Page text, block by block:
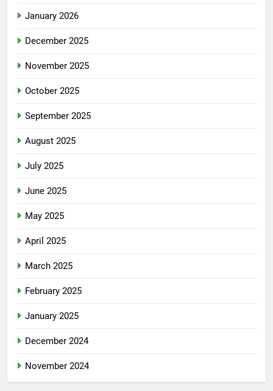
January 2026
December 2025
November 2025
October 2025
September 2025
August 2025
July 2025
June 2025
May 2025
April 2025
March 2025
February 2025
January 2025
December 2024
November 2024